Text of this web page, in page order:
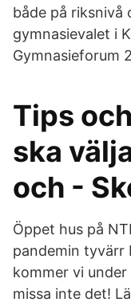
både på riksnivå
gymnasievalet i
Gymnasieforum
Tips
ska
och -
Öppet hus på
pandemin tyvärr
kommer vi
missa inte det!